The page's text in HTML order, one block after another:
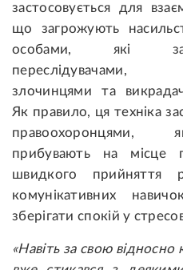
застосовується для
що загрожують
особами, які
злочинцями та
Як правило, ця техніка
правоохоронцями,
прибувають на місце
швидкого прийняття
комунікативних
зберігати спокій у
«Навіть за свою відносно